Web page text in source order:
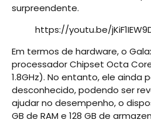
surpreendente.
https://youtu.be/
Em termos de hardware, o
processador Chipset Octa
1.8GHz). No entanto, ele ainda
desconhecido, podendo ser
ajudar no desempenho, o
GB de RAM e 128 GB de